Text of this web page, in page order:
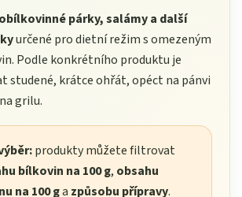
párky, salámy a další
určené pro dietní režim s omezeným
Podle konkrétního produktu je
studené, krátce ohřát, opéct na pánvi
grilu.
produkty můžete filtrovat
bílkovin na 100 g, obsahu
na 100 ga způsobu přípravy.